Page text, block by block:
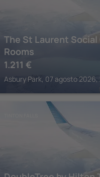
The St Laurent Social
Rooms
1.211 €
Asbury Park, 07 agosto 2026,